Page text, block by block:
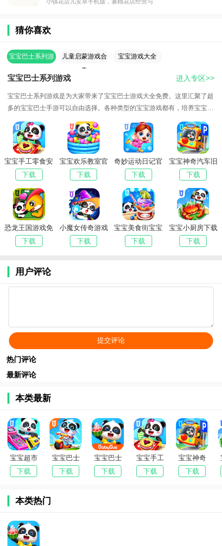
小镇花店儿安卓手机版，兼顾花店经营与
猜你喜欢
宝宝巴士系列游
儿童启蒙游戏合
集
宝宝游戏大全
宝宝巴士系列游戏
宝宝巴士系列游戏是为大家带来了宝宝巴士游戏大全免费。这里汇聚了超
多的宝宝巴士手游可以自由选择。各种类型的宝宝游戏都有，培养宝宝的
进入专区>>
宝宝手工零食安
卓手机版
v9.89.59.90
下载
宝宝欢乐教室官
方版
v9.89.00.00
下载
奇妙运动日记官
方版
v9.89.00.00
下载
宝宝神奇汽车旧
版本下载
v9.89.99.00
下载
恐龙王国游戏免
费版
v9.88.00.00
下载
小魔女传奇游戏
官方最新版
v9.88.00.01
下载
宝宝美食街宝宝
巴士
v9.89.00.01
下载
宝宝小厨房下载
炒菜
v9.89.99.00
下载
用户评论
热门评论
最新评论
本类最新
宝宝超市
小游戏
下载
宝宝巴士
世界最新
版本安装
下载
宝宝巴士
官方版
下载
宝宝手工
零食安卓
手机版
下载
宝宝神奇
汽车旧版
本下载
下载
本类热门